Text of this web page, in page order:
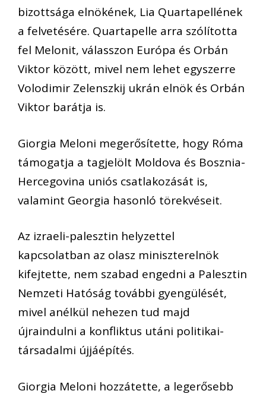
bizottsága elnökének, Lia Quartapellének
a felvetésére. Quartapelle arra szólította
fel Melonit, válasszon Európa és Orbán
Viktor között, mivel nem lehet egyszerre
Volodimir Zelenszkij ukrán elnök és Orbán
Viktor barátja is.
Giorgia Meloni megerősítette, hogy Róma
támogatja a tagjelölt Moldova és Bosznia-
Hercegovina uniós csatlakozását is,
valamint Georgia hasonló törekvéseit.
Az izraeli-palesztin helyzettel
kapcsolatban az olasz miniszterelnök
kifejtette, nem szabad engedni a Palesztin
Nemzeti Hatóság további gyengülését,
mivel anélkül nehezen tud majd
újraindulni a konfliktus utáni politikai-
társadalmi újjáépítés.
Giorgia Meloni hozzátette, a legerősebb